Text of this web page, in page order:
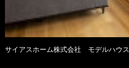
サイアスホーム株式会社 モデルハウス